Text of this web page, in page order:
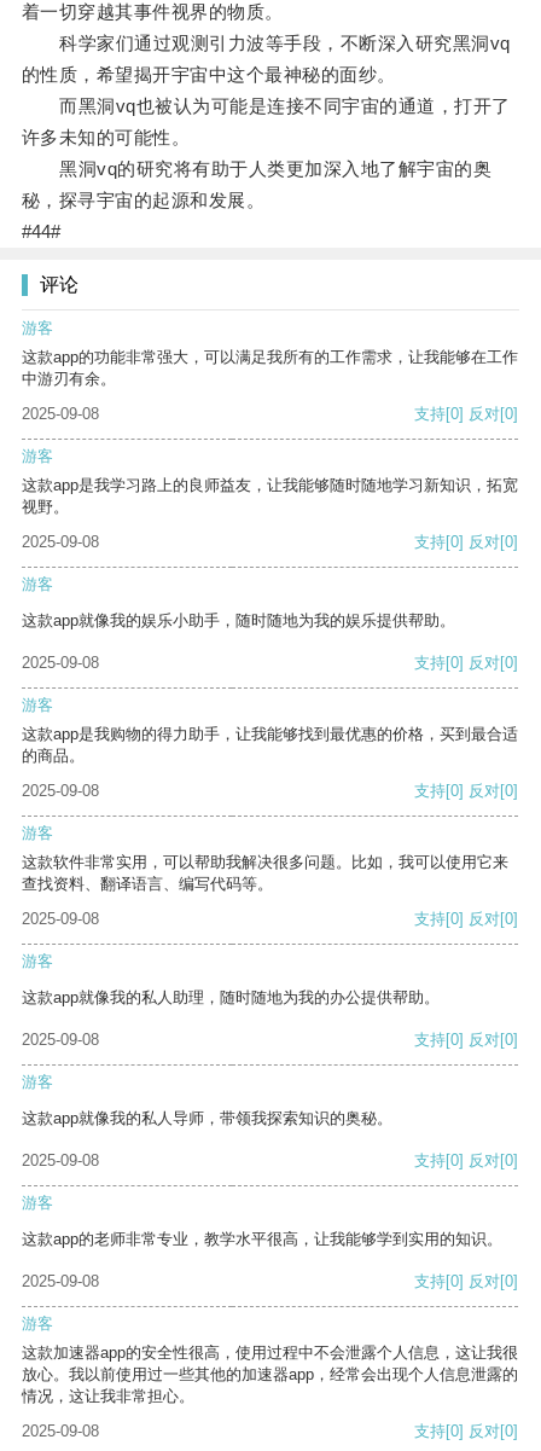
着一切穿越其事件视界的物质。
科学家们通过观测引力波等手段，不断深入研究黑洞vq
的性质，希望揭开宇宙中这个最神秘的面纱。
而黑洞vq也被认为可能是连接不同宇宙的通道，打开了
许多未知的可能性。
黑洞vq的研究将有助于人类更加深入地了解宇宙的奥
秘，探寻宇宙的起源和发展。
#44#
评论
游客
这款app的功能非常强大，可以满足我所有的工作需求，让我能够在工作
中游刃有余。
2025-09-08
支持[0] 反对[0]
游客
这款app是我学习路上的良师益友，让我能够随时随地学习新知识，拓宽
视野。
2025-09-08
支持[0] 反对[0]
游客
这款app就像我的娱乐小助手，随时随地为我的娱乐提供帮助。
2025-09-08 支持[0] 反对[0]
游客
这款app是我购物的得力助手，让我能够找到最优惠的价格，买到最合适
的商品。
2025-09-08
支持[0] 反对[0]
游客
这款软件非常实用，可以帮助我解决很多问题。比如，我可以使用它来
查找资料、翻译语言、编写代码等。
2025-09-08
支持[0] 反对[0]
游客
这款app就像我的私人助理，随时随地为我的办公提供帮助。
2025-09-08 支持[0] 反对[0]
游客
这款app就像我的私人导师，带领我探索知识的奥秘。
2025-09-08 支持[0] 反对[0]
游客
这款app的老师非常专业，教学水平很高，让我能够学到实用的知识。
2025-09-08 支持[0] 反对[0]
游客
这款加速器app的安全性很高，使用过程中不会泄露个人信息，这让我很
放心。我以前使用过一些其他的加速器app，经常会出现个人信息泄露的
情况，这让我非常担心。
2025-09-08
支持[0] 反对[0]